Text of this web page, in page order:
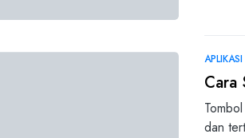
Cara
dan